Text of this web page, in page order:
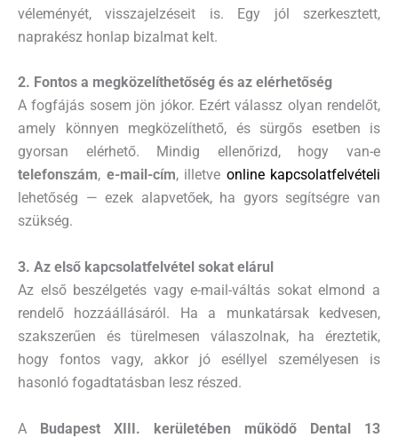
véleményét, visszajelzéseit is. Egy jól szerkesztett,
naprakész honlap bizalmat kelt.
2. Fontos a megközelíthetőség és az elérhetőség
A fogfájás sosem jön jókor. Ezért válassz olyan rendelőt,
amely könnyen megközelíthető, és sürgős esetben is
gyorsan elérhető. Mindig ellenőrizd, hogy van-e
telefonszám, e-mail-cím, illetve online kapcsolatfelvételi
lehetőség — ezek alapvetőek, ha gyors segítségre van
szükség.
3. Az első kapcsolatfelvétel sokat elárul
Az első beszélgetés vagy e-mail-váltás sokat elmond a
rendelő hozzáállásáról. Ha a munkatársak kedvesen,
szakszerűen és türelmesen válaszolnak, ha éreztetik,
hogy fontos vagy, akkor jó eséllyel személyesen is
hasonló fogadtatásban lesz részed.
A Budapest XIII. kerületében működő Dental 13